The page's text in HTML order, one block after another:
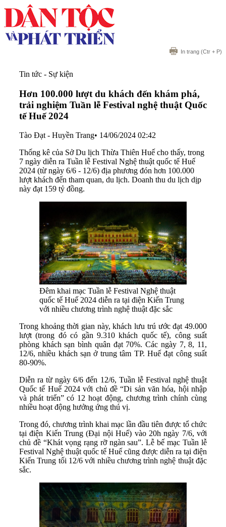
In trang (Ctr + P)
Tin tức - Sự kiện
Hơn 100.000 lượt du khách đến khám phá,
trải nghiệm Tuần lễ Festival nghệ thuật Quốc
tế Huế 2024
Tào Đạt - Huyền Trang• 14/06/2024 02:42
Thống kê của Sở Du lịch Thừa Thiên Huế cho thấy, trong
7 ngày diễn ra Tuần lễ Festival Nghệ thuật quốc tế Huế
2024 (từ ngày 6/6 - 12/6) địa phương đón hơn 100.000
lượt khách đến tham quan, du lịch. Doanh thu du lịch dịp
này đạt 159 tỷ đồng.
Đêm khai mạc Tuần lễ Festival Nghệ thuật
quốc tế Huế 2024 diễn ra tại điện Kiến Trung
với nhiều chương trình nghệ thuật đặc sắc
Trong khoảng thời gian này, khách lưu trú ước đạt 49.000
lượt (trong đó có gần 9.310 khách quốc tế), công suất
phòng khách sạn bình quân đạt 70%. Các ngày 7, 8, 11,
12/6, nhiều khách sạn ở trung tâm TP. Huế đạt công suất
80-90%.
Diễn ra từ ngày 6/6 đến 12/6, Tuần lễ Festival nghệ thuật
Quốc tế Huế 2024 với chủ đề “Di sản văn hóa, hội nhập
và phát triển” có 12 hoạt động, chương trình chính cùng
nhiều hoạt động hưởng ứng thú vị.
Trong đó, chương trình khai mạc lần đầu tiên được tổ chức
tại điện Kiến Trung (Đại nội Huế) vào 20h ngày 7/6, với
chủ đề “Khát vọng rạng rỡ ngàn sau”. Lễ bế mạc Tuần lễ
Festival Nghệ thuật quốc tế Huế cũng được diễn ra tại điện
Kiến Trung tối 12/6 với nhiều chương trình nghệ thuật đặc
sắc.